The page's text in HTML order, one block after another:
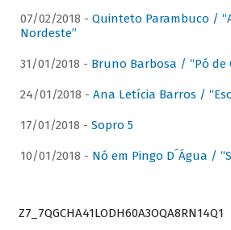
07/02/2018 - Quinteto Parambuco /
Nordeste”
31/01/2018 - Bruno Barbosa / “Pó de
24/01/2018 - Ana Letícia Barros /
17/01/2018 - Sopro 5
10/01/2018 - Nó em Pingo D´Água /
Z7_7QGCHA41LODH60A3OQA8RN14Q1